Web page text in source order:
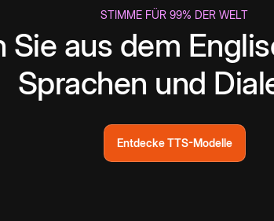
STIMME FÜR 99% DER WELT
Sie aus dem
Sprachen und
Entdecke TTS-Modelle